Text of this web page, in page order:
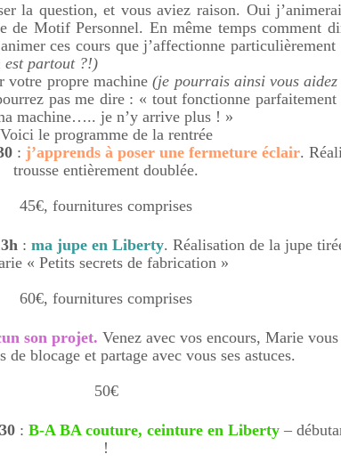
la question, et vous aviez raison. Oui
de Motif Personnel. En même temps comment
ces cours que j’affectionne particulièrement
est partout ?!)
votre propre machine(je pourrais ainsi vous aidez
pas me dire : « tout fonctionne parfaitement
machine….. je n’y arrive plus ! »
Voici le programme de la rentrée
: j’apprends à poser une fermeture éclair.
trousse entièrement doublée.
45€, fournitures comprises
: ma jupe en Liberty. Réalisation de la jupe
« Petits secrets de fabrication »
60€, fournitures comprises
son projet. Venez avec vos encours, Marie
de blocage et partage avec vous ses astuces.
50€
: B-A BA couture, ceinture en Liberty –
!